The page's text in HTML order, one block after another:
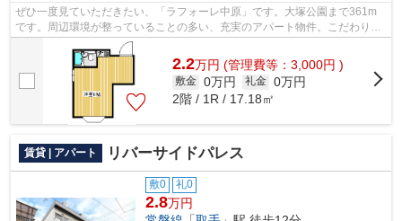
ぜひ一度見ていただきたい、「ラフォーレ中原」です。大塚公園まで361m
です。周辺環境が整っていることの多い、充実のアパート物件。こだわり条
件、通風良好のシンプルな作りの物件で...
2.2万円 (管理費等：3,000円 )
敷金 0万円 礼金 0万円
2階 / 1R / 17.18㎡
賃貸 | アパート リバーサイドパレス
敷0 礼0
2.8万円